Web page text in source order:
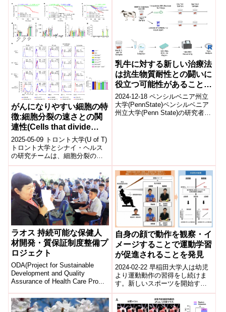
in kids)
将来の健康問題に影響を与える
可能性が...
coupled rec...
がんになりやすい細胞の特
徴:細胞分裂の速さとの関
連性(Cells that divide
faster are more
susceptible to cancer:
Study)
2025-05-09 トロント大学(U of T)
トロント大学とシナイ・ヘルス
の研究チームは、細胞分裂の速
度ががん化のリスクに影響を与
えることを明らかにしました...
乳牛に対する新しい治療法
は抗生物質耐性との闘いに
役立つ可能性があることが
研究で明らかになった
(New treatment for dairy
cows could help fight
2024-12-18 ペンシルベニア州立
大学(PennState)ペンシルベニア
州立大学(Penn State)の研究者た
ラオス 持続可能な保健人
材開発・質保証制度整備プ
ロジェクト
ODA(Project for Sustainable
Development and Quality
Assurance of Health Care Pro...
自身の顔で動作を観察・イ
メージすることで運動学習
が促進されることを発見
2024-02-22 早稲田大学人は幼児
より運動動作の習得をし続けま
す。新しいスポーツを開始す
る、新しい技術の習得を目指す
際は、現代では多くの方が
YouTube...